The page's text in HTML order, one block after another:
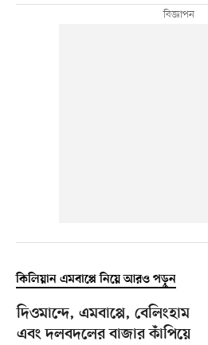
কিলিয়ান এমবাপ্পে নিয়ে আরও পড়ুন
দিওমান্দে, এমবাপ্পে, বেলিংহাম
এবং দলবদলের বাজার কাঁপিয়ে